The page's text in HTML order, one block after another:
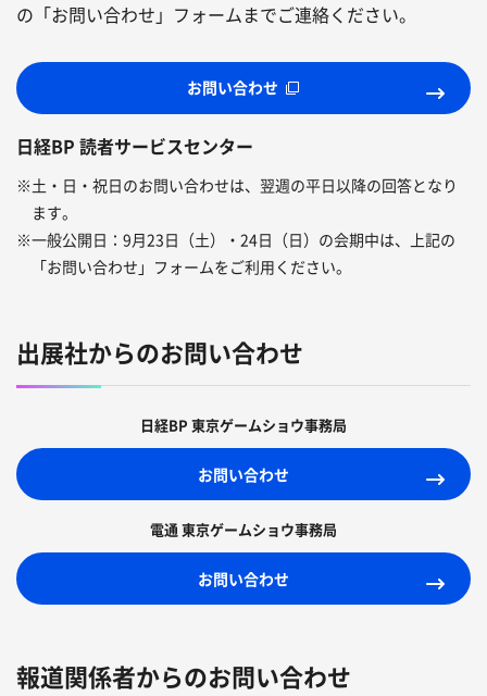
の「お問い合わせ」フォームまでご連絡ください。
お問い合わせ
日経BP 読者サービスセンター
※土・日・祝日のお問い合わせは、翌週の平日以降の回答となり
ます。
※一般公開日：9月23日（土）・24日（日）の会期中は、上記の
「お問い合わせ」フォームをご利用ください。
出展社からのお問い合わせ
日経BP 東京ゲームショウ事務局
お問い合わせ
電通 東京ゲームショウ事務局
お問い合わせ
報道関係者からのお問い合わせ